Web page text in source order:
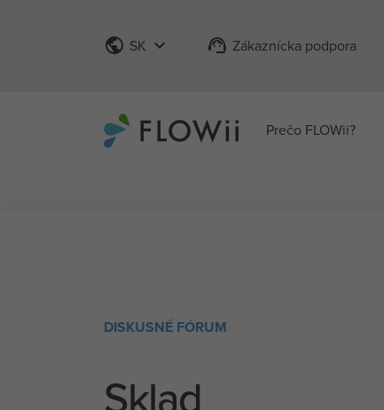
public SK keyboard_arrow_down support_agent Zákaznícka podpora
Prečo FLOWii?
DISKUSNÉ FÓRUM
Sklad